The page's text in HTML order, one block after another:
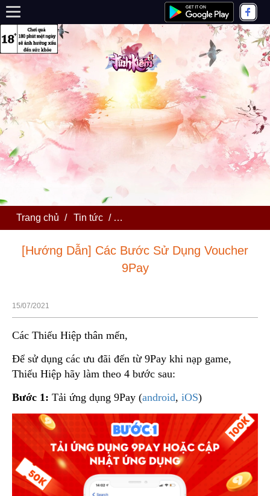
Trang chủ / Tin tức / [Hướng Dẫn] Các Bước Sử Dụng
[Hướng Dẫn] Các Bước Sử Dụng Voucher
9Pay
15/07/2021
Các Thiếu Hiệp thân mến,
Để sử dụng các ưu đãi đến từ 9Pay khi nạp game,
Thiếu Hiệp hãy làm theo 4 bước sau:
Bước 1: Tải ứng dụng 9Pay (android, iOS)